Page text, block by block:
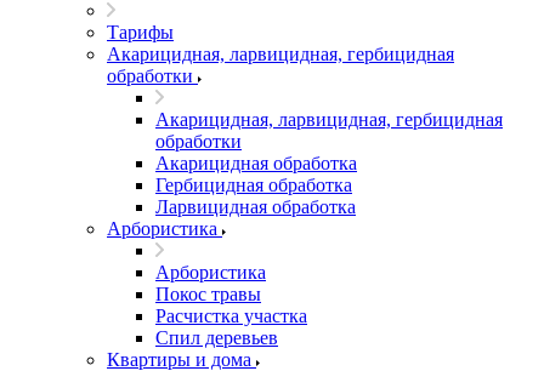
Тарифы
Акарицидная, ларвицидная, гербицидная
обработки
Акарицидная, ларвицидная, гербицидная
обработки
Акарицидная обработка
Гербицидная обработка
Ларвицидная обработка
Арбористика
Арбористика
Покос травы
Расчистка участка
Спил деревьев
Квартиры и дома